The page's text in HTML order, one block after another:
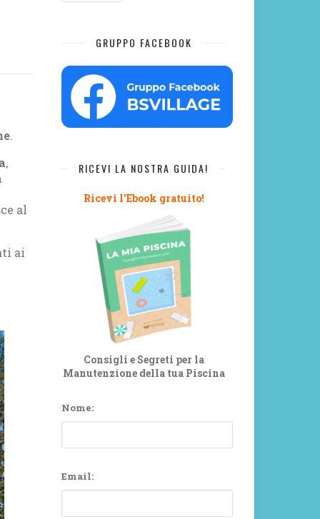
.
,
al
ai
GRUPPO FACEBOOK
RICEVI LA NOSTRA GUIDA!
Ricevi l'Ebook gratuito!
Consigli e Segreti per la
Manutenzione della tua Piscina
Nome:
Email: